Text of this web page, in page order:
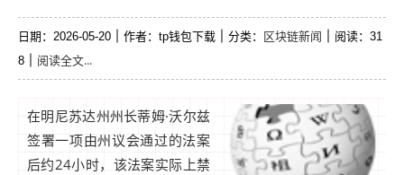
日期：2026-05-20 作者：tp钱包下载 分类： 区块链新闻
阅读：31
8
阅读全文...
在明尼苏达州州长蒂姆·沃尔兹
签署一项由州议会通过的法案
后约24小时，该法案实际上禁